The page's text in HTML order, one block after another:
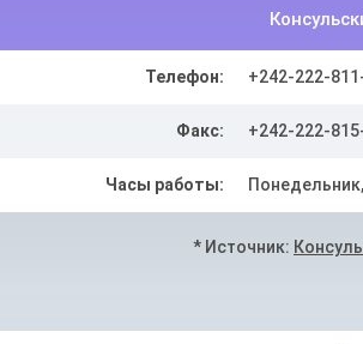
Телефон: +242-222-
Факс: +242-222-
Часы работы:
* Источник: